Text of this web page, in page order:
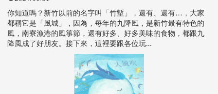
你知道嗎？新竹以前的名字叫「竹塹」，還有、還有…，大家
都稱它是「風城」，因為，每年的九降風，是新竹最有特色的
風，南寮漁港的風箏節，還有好多、好多美味的食物，都跟九
降風成了好朋友。接下來，這裡要跟各位玩...